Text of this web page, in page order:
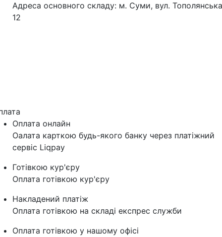
Адреса основного складу: м. Суми, вул.
12
Оплата онлайн
Оалата карткою будь-якого банку через платіжний
сервіс Liqpay
Готівкою кур'єру
Оплата готівкою кур'єру
Накладений платіж
Оплата готівкою на складі експрес служби
Оплата готівкою у нашому офісі